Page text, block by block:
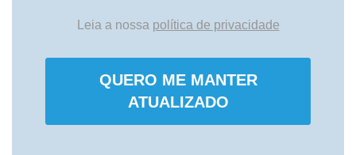
Leia a nossa política de privacidade
QUERO ME MANTER
ATUALIZADO